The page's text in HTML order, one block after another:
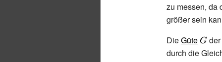
{\phi
_{1}+\phi
zu messen, da
größer sein
DieGüte
G}
durch die